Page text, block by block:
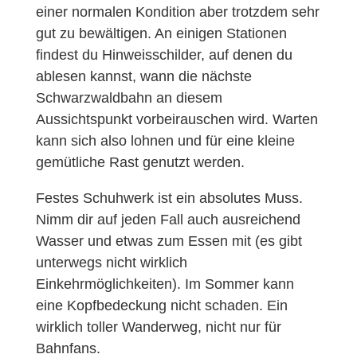
einer normalen Kondition aber trotzdem sehr
gut zu bewältigen. An einigen Stationen
findest du Hinweisschilder, auf denen du
ablesen kannst, wann die nächste
Schwarzwaldbahn an diesem
Aussichtspunkt vorbeirauschen wird. Warten
kann sich also lohnen und für eine kleine
gemütliche Rast genutzt werden.
Festes Schuhwerk ist ein absolutes Muss.
Nimm dir auf jeden Fall auch ausreichend
Wasser und etwas zum Essen mit (es gibt
unterwegs nicht wirklich
Einkehrmöglichkeiten). Im Sommer kann
eine Kopfbedeckung nicht schaden. Ein
wirklich toller Wanderweg, nicht nur für
Bahnfans.